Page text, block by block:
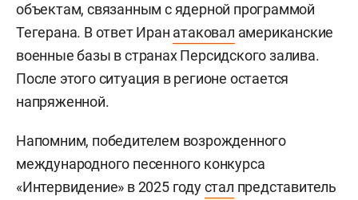
объектам, связанным с ядерной программой
Тегерана. В ответ Иран атаковал американские
военные базы в странах Персидского залива.
После этого ситуация в регионе остается
напряженной.
Напомним, победителем возрожденного
международного песенного конкурса
«Интервидение» в 2025 годустал представитель